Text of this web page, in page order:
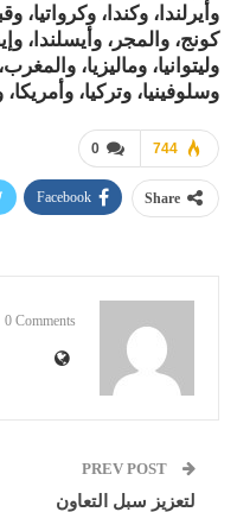
وأيرلندا، وكندا، وكرواتيا،
كونج، والمجر، وأيسلندا،
وليتوانيا، وماليزيا،
وسلوفينيا، وتركيا،
0 744
Share
Facebook
0 Comments
لتعزيز سبل التعاون